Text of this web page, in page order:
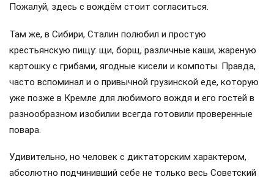
Пожалуй, здесь с вождём стоит согласиться.
Там же, в Сибири, Сталин полюбил и простую
крестьянскую пищу: щи, борщ, различные каши, жареную
картошку с грибами, ягодные кисели и компоты. Правда,
часто вспоминал и о привычной грузинской еде, которую
уже позже в Кремле для любимого вождя и его гостей в
разнообразном изобилии всегда готовили проверенные
повара.
Удивительно, но человек с диктаторским характером,
абсолютно подчинивший себе не только весь Советский